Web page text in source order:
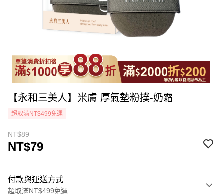
【永和三美人】米膚 厚氣墊粉撲-奶霜
超取滿NT$499免運
NT$89
NT$79
付款與運送方式
超取滿NT$499免運